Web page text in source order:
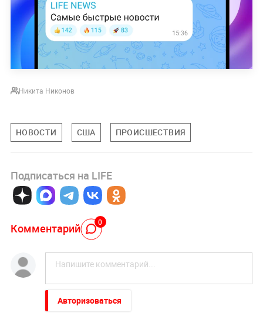
Никита Никонов
НОВОСТИ США ПРОИСШЕСТВИЯ
Подписаться на LIFE
Комментарий 0
Авторизоваться